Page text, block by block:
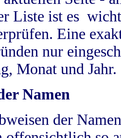
Liste ist es
Eine
nur
Monat und Jahr.
Namen
der